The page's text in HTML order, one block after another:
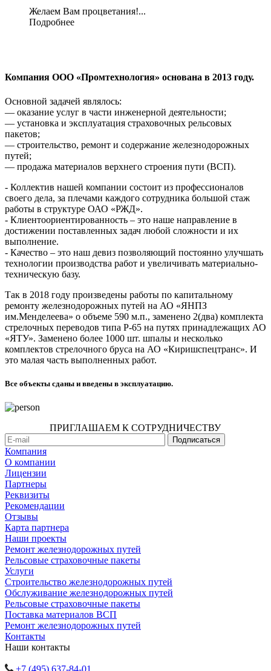
Желаем Вам процветания!...
Подробнее
Компания ООО «Промтехнология» основана в 2013 году.
Основной задачей являлось:
— оказание услуг в части инженерной деятельности;
— установка и эксплуатация страховочных рельсовых
пакетов;
— строительство, ремонт и содержание железнодорожных
путей;
— продажа материалов верхнего строения пути (ВСП).
- Коллектив нашей компании состоит из профессионалов
своего дела, за плечами каждого сотрудника большой стаж
работы в структуре ОАО «РЖД».
- Клиентоориентированность – это наше направление в
достижении поставленных задач любой сложности и их
выполнение.
- Качество – это наш девиз позволяющий постоянно улучшать
технологии производства работ и увеличивать материально-
техническую базу.
Так в 2018 году произведены работы по капитальному
ремонту железнодорожных путей на АО «ЯНПЗ
им.Менделеева» о объеме 590 м.п., заменено 2(два) комплекта
стрелочных переводов типа Р-65 на путях принадлежащих АО
«ЯТУ». Заменено более 1000 шт. шпалы и несколько
комплектов стрелочного бруса на АО «Киришспецтранс». И
это малая часть выполненных работ.
Все объекты сданы и введены в эксплуатацию.
ПРИГЛАШАЕМ К СОТРУДНИЧЕСТВУ
Компания
О компании
Лицензии
Партнеры
Реквизиты
Рекомендации
Отзывы
Карта партнера
Наши проекты
Ремонт железнодорожных путей
Рельсовые страховочные пакеты
Услуги
Строительство железнодорожных путей
Обслуживание железнодорожных путей
Рельсовые страховочные пакеты
Поставка материалов ВСП
Ремонт железнодорожных путей
Контакты
Наши контакты
+7 (495) 637-84-01